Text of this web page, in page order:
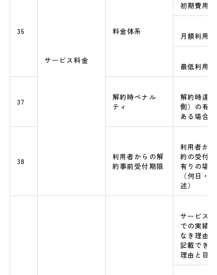
サービス料金
36 料金体系
初期費用額
月額利用額
最低利用
37
解約時ペナル
ティ
解約時違
側）の有
ある場合
38
利用者からの解
約事前受付期限
利用者か
約の受付
有りの場
（何日・
述）
サービス
での実績
なき理由
記載でき
理由と目